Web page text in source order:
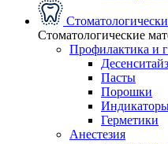
Стоматологические
Профилактика и
Пасты
Порошки
Индикаторы
Герметики
Анестезия